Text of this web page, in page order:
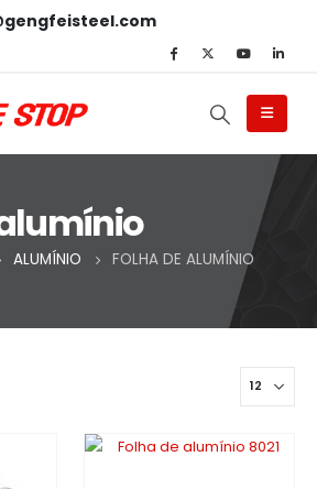
ALUMÍNIO FOLHA DE ALUMÍNIO